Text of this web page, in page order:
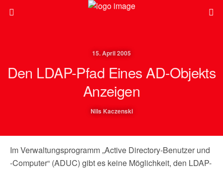
15. April 2005
Den LDAP-Pfad Eines AD-Objekts
Anzeigen
Nils Kaczenski
Im Verwaltungsprogramm „Active Directory-Benutzer und
-Computer“ (ADUC) gibt es keine Möglichkeit, den LDAP-